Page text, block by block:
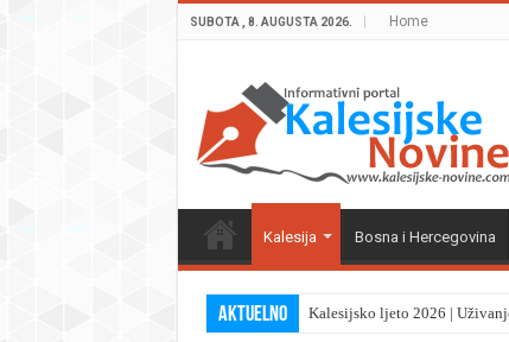
SUBOTA , 8. AUGUSTA 2026. Home
Kalesija Bosna i Hercegovina
Aktuelno Kalesijsko ljeto 2026 |